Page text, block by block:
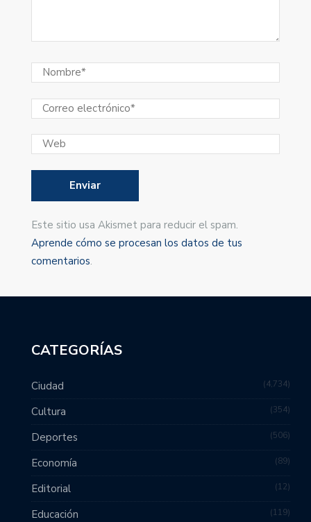
Este sitio usa Akismet para reducir el spam.
Aprende cómo se procesan los datos de tus
comentarios.
CATEGORÍAS
Ciudad 4,734
Cultura 354
Deportes 506
Economía 89
Editorial 12
Educación 119